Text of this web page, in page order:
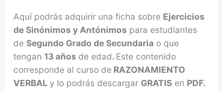
Aquí podrás adquirir una ficha sobre Ejercicios
de Sinónimos y Antónimos para estudiantes
de Segundo Grado de Secundaria o que
tengan 13 años de edad. Este contenido
corresponde al curso de RAZONAMIENTO
VERBAL y lo podrás descargar GRATISen PDF.